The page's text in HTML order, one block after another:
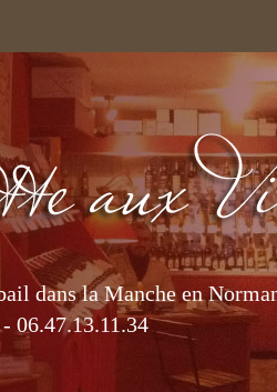
dans la Manche en
06.47.13.11.34